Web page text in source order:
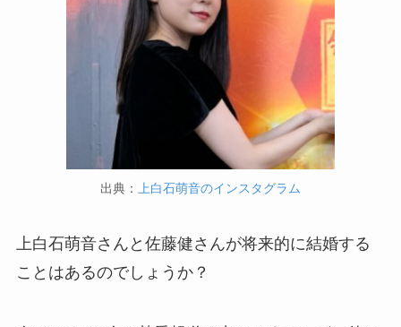
出典： 上白石萌音のインスタグラム
上白石萌音さんと佐藤健さんが将来的に結婚する
ことはあるのでしょうか？